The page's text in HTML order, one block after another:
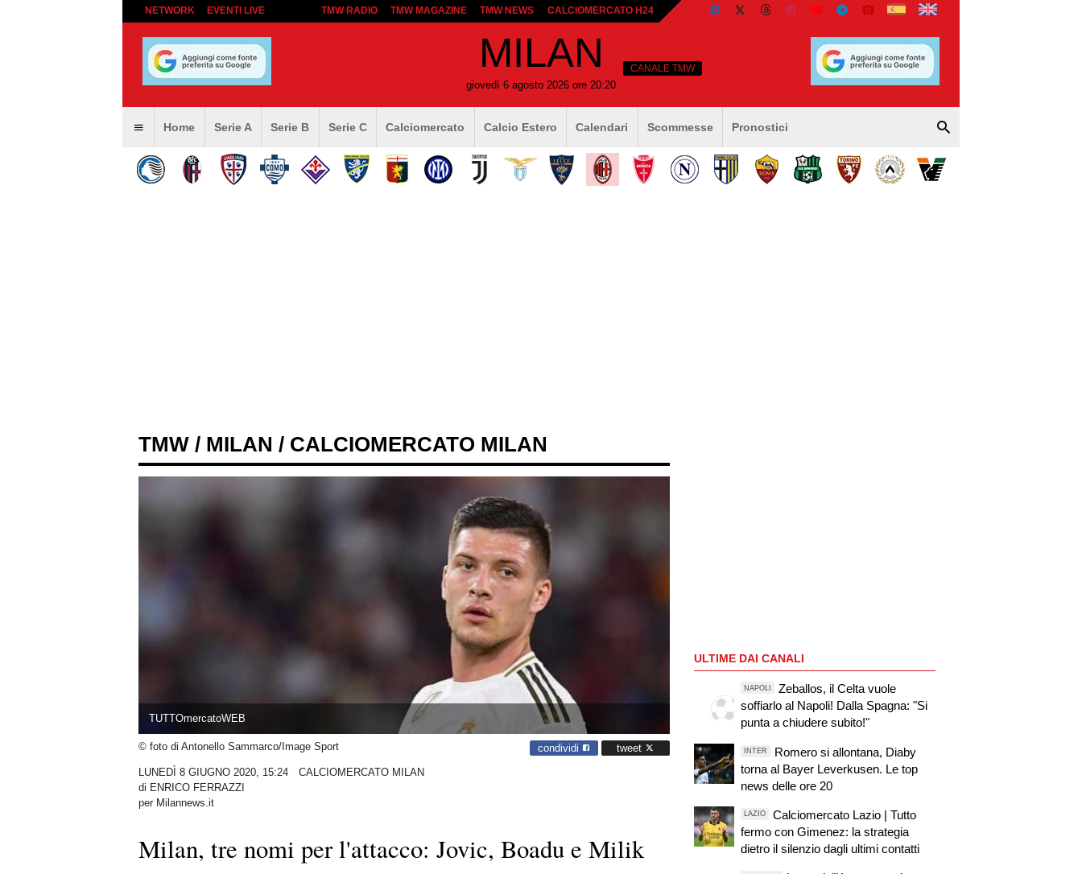
NETWORK EVENTI LIVE TMW RADIO TMW MAGAZINE TMW NEWS CALCIOMERCATO H24
MILAN
giovedì 6 agosto 2026 ore 20:20
CANALE TMW
Home Serie A Serie B Serie C Calciomercato Calcio Estero Calendari Scommesse Pronostici
TMW / MILAN / CALCIOMERCATO MILAN
TUTTOmercatoWEB
© foto di Antonello Sammarco/Image Sport condividi tweet
LUNEDÌ 8 GIUGNO 2020, 15:24
CALCIOMERCATO MILAN
di ENRICO FERRAZZI
per Milannews.it
Milan, tre nomi per l'attacco: Jovic, Boadu e Milik
ULTIME DAI CANALI
NAPOLI
Zeballos, il Celta vuole
soffiarlo al Napoli! Dalla Spagna: "Si
punta a chiudere subito!"
INTER
Romero si allontana, Diaby
torna al Bayer Leverkusen. Le top
news delle ore 20
LAZIO
Calciomercato Lazio | Tutto
fermo con Gimenez: la strategia
dietro il silenzio dagli ultimi contatti